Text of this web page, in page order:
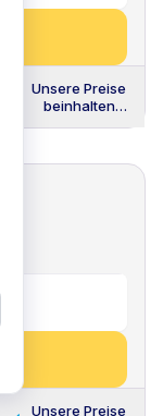
Unsere Preise
beinhalten
Unsere Preise